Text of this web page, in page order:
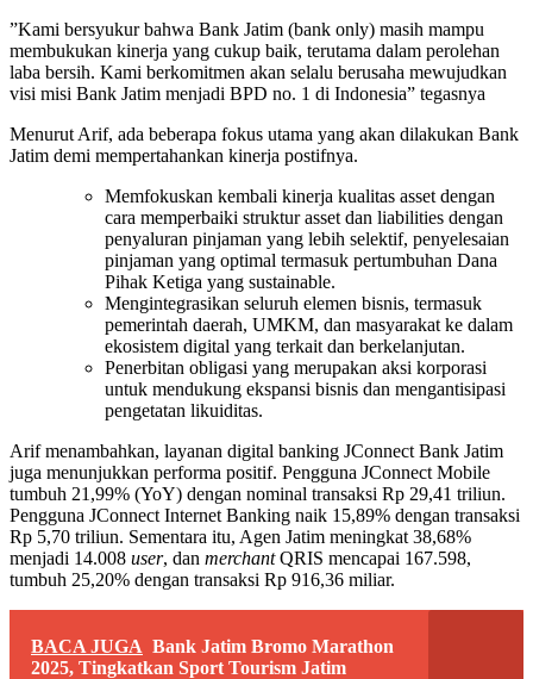
”Kami bersyukur bahwa Bank Jatim (bank only) masih mampu
membukukan kinerja yang cukup baik, terutama dalam perolehan
laba bersih. Kami berkomitmen akan selalu berusaha mewujudkan
visi misi Bank Jatim menjadi BPD no. 1 di Indonesia” tegasnya
Menurut Arif, ada beberapa fokus utama yang akan dilakukan Bank
Jatim demi mempertahankan kinerja postifnya.
Memfokuskan kembali kinerja kualitas asset dengan
cara memperbaiki struktur asset dan liabilities dengan
penyaluran pinjaman yang lebih selektif, penyelesaian
pinjaman yang optimal termasuk pertumbuhan Dana
Pihak Ketiga yang sustainable.
Mengintegrasikan seluruh elemen bisnis, termasuk
pemerintah daerah, UMKM, dan masyarakat ke dalam
ekosistem digital yang terkait dan berkelanjutan.
Penerbitan obligasi yang merupakan aksi korporasi
untuk mendukung ekspansi bisnis dan mengantisipasi
pengetatan likuiditas.
Arif menambahkan, layanan digital banking JConnect Bank Jatim
juga menunjukkan performa positif. Pengguna JConnect Mobile
tumbuh 21,99% (YoY) dengan nominal transaksi Rp 29,41 triliun.
Pengguna JConnect Internet Banking naik 15,89% dengan transaksi
Rp 5,70 triliun. Sementara itu, Agen Jatim meningkat 38,68%
menjadi 14.008 user, dan merchantQRIS mencapai 167.598,
tumbuh 25,20% dengan transaksi Rp 916,36 miliar.
BACA JUGA Bank Jatim Bromo Marathon
2025, Tingkatkan Sport Tourism Jatim